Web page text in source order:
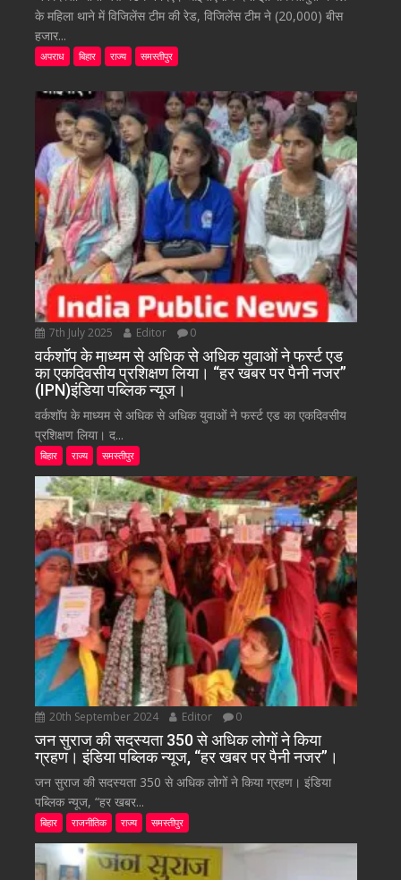
के महिला थाने में विजिलेंस टीम की रेड, विजिलेंस टीम ने (20,000) बीस
हजार...
अपराध बिहार राज्य समस्तीपुर
7th July 2025 Editor 0
वर्कशॉप के माध्यम से अधिक से अधिक युवाओं ने फर्स्ट एड
का एकदिवसीय प्रशिक्षण लिया। “हर खबर पर पैनी नजर”
(IPN)इंडिया पब्लिक न्यूज।
वर्कशॉप के माध्यम से अधिक से अधिक युवाओं ने फर्स्ट एड का एकदिवसीय
प्रशिक्षण लिया। द...
बिहार राज्य समस्तीपुर
20th September 2024 Editor 0
जन सुराज की सदस्यता 350 से अधिक लोगों ने किया
ग्रहण। इंडिया पब्लिक न्यूज, “हर खबर पर पैनी नजर”।
जन सुराज की सदस्यता 350 से अधिक लोगों ने किया ग्रहण। इंडिया
पब्लिक न्यूज, “हर खबर...
बिहार राजनीतिक राज्य समस्तीपुर